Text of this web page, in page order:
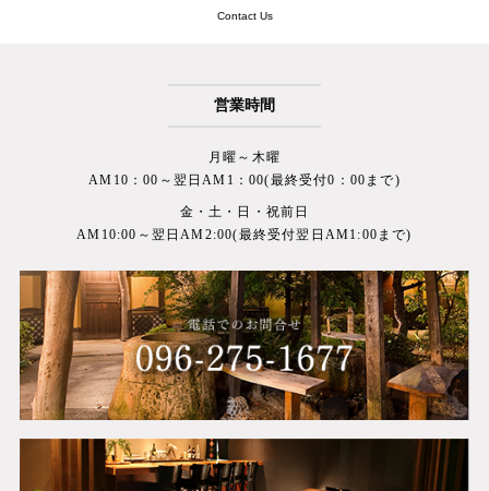
Contact Us
営業時間
月曜～木曜
AM10：00～翌日AM1：00(最終受付0：00まで)
金・土・日・祝前日
AM10:00～翌日AM2:00(最終受付翌日AM1:00まで)